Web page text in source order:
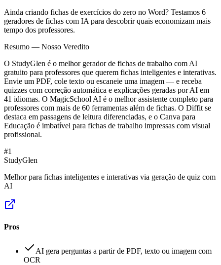
Ainda criando fichas de exercícios do zero no Word? Testamos 6
geradores de fichas com IA para descobrir quais economizam mais
tempo dos professores.
Resumo — Nosso Veredito
O StudyGlen é o melhor gerador de fichas de trabalho com AI
gratuito para professores que querem fichas inteligentes e interativas.
Envie um PDF, cole texto ou escaneie uma imagem — e receba
quizzes com correção automática e explicações geradas por AI em
41 idiomas. O MagicSchool AI é o melhor assistente completo para
professores com mais de 60 ferramentas além de fichas. O Diffit se
destaca em passagens de leitura diferenciadas, e o Canva para
Educação é imbatível para fichas de trabalho impressas com visual
profissional.
#1
StudyGlen
Melhor para fichas inteligentes e interativas via geração de quiz com
AI
Pros
AI gera perguntas a partir de PDF, texto ou imagem com
OCR